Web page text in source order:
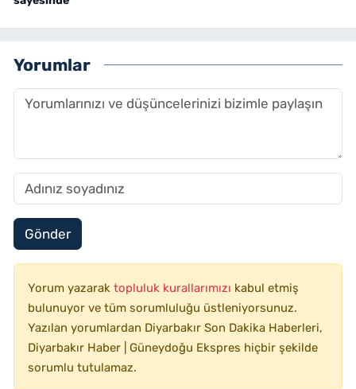
Yorumlar
Gönder
Yorum yazarak topluluk kurallarımızı kabul etmiş
bulunuyor ve tüm sorumluluğu üstleniyorsunuz.
Yazılan yorumlardan Diyarbakır Son Dakika Haberleri,
Diyarbakır Haber | Güneydoğu Ekspres hiçbir şekilde
sorumlu tutulamaz.